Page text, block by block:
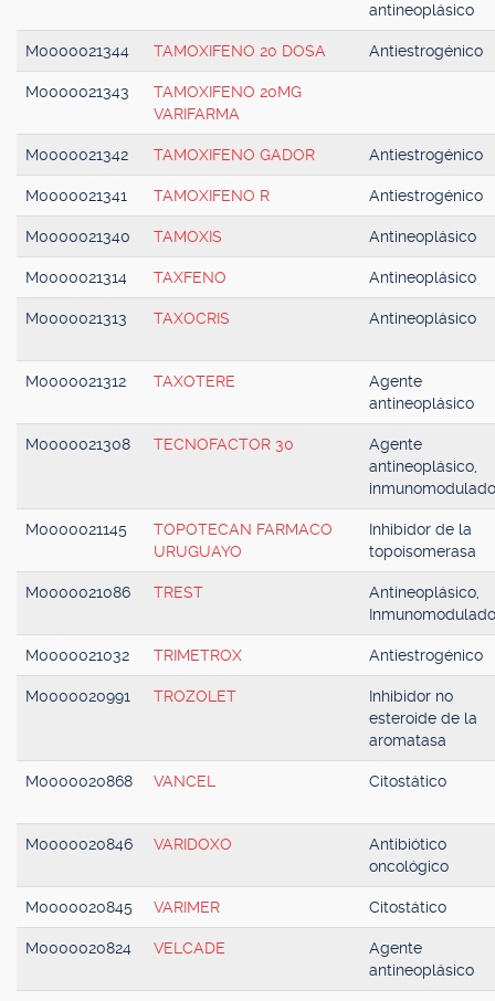
antineoplásico
M0000021344 TAMOXIFENO 20 DOSA Antiestrogénico
M0000021343
TAMOXIFENO 20MG
VARIFARMA
M0000021342 TAMOXIFENO GADOR Antiestrogénico
M0000021341 TAMOXIFENO R Antiestrogénico
M0000021340 TAMOXIS Antineoplásico
M0000021314 TAXFENO Antineoplásico
M0000021313 TAXOCRIS Antineoplásico
M0000021312 TAXOTERE
Agente
antineoplásico
M0000021308 TECNOFACTOR 30
Agente
antineoplásico,
M0000021145
TOPOTECAN FARMACO
URUGUAYO
Inhibidor de la
topoisomerasa
M0000021086 TREST
Antineoplásico,
M0000021032 TRIMETROX Antiestrogénico
M0000020991 TROZOLET
Inhibidor no
esteroide de la
aromatasa
M0000020868 VANCEL Citostático
M0000020846 VARIDOXO
Antibiótico
oncológico
M0000020845 VARIMER Citostático
M0000020824 VELCADE
Agente
antineoplásico